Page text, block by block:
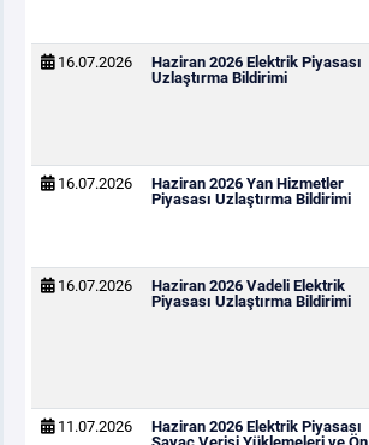
16.07.2026
Haziran 2026 Elektrik Piyasası
Uzlaştırma Bildirimi
16.07.2026
Haziran 2026 Yan Hizmetler
Piyasası Uzlaştırma Bildirimi
16.07.2026
Haziran 2026 Vadeli Elektrik
Piyasası Uzlaştırma Bildirimi
11.07.2026
Haziran 2026 Elektrik Piyasası